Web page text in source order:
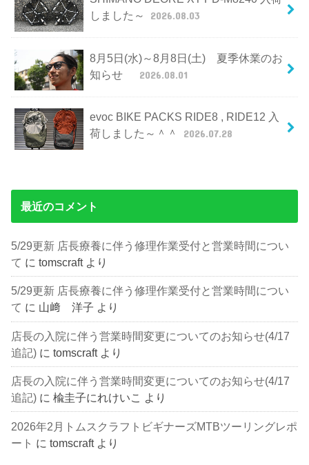
しました～
2026.08.03
8月5日(水)～8月8日(土) 夏季休業のお
知らせ
2026.08.01
evoc BIKE PACKS RIDE8 , RIDE12 入
荷しました～＾＾
2026.07.28
最近のコメント
5/29更新 店長療養に伴う修理作業受付と営業時間につい
て にtomscraftより
5/29更新 店長療養に伴う修理作業受付と営業時間につい
て に 山﨑 洋子 より
店長の入院に伴う営業時間変更についてのお知らせ(4/17
追記) にtomscraftより
店長の入院に伴う営業時間変更についてのお知らせ(4/17
追記) に楡圭子にれけいこ より
2026年2月トムスクラフトビギナーズMTBツーリングレポ
ート にtomscraftより